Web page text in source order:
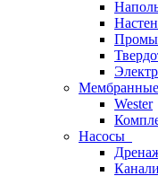
Wester
Насосы